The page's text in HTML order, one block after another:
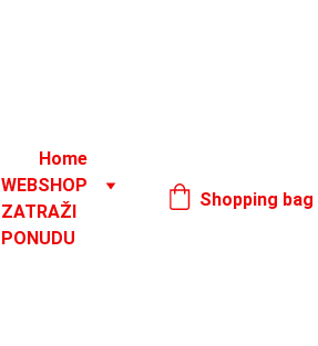
Home
WEBSHOP
ZATRAŽI
PONUDU
Shopping bag